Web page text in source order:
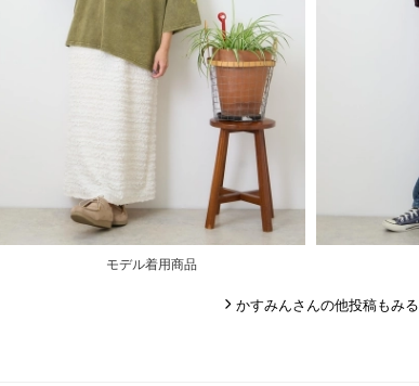
モデル着用商品
かすみんさんの他投稿もみる